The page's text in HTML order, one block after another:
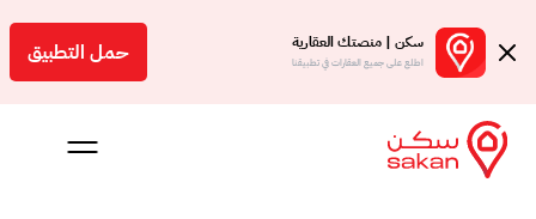
سكن | منصتك العقارية
اطلع على جميع العقارات في تطبيقنا حمل التطبيق